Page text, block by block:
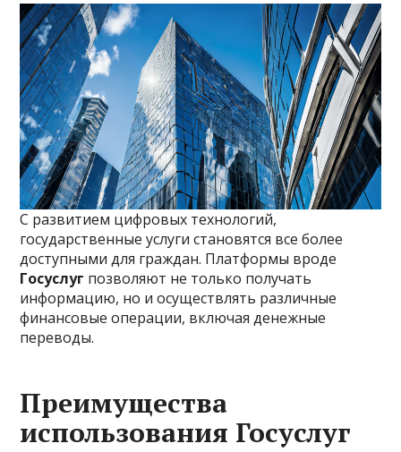
С развитием цифровых технологий,
государственные услуги становятся все более
доступными для граждан. Платформы вроде
Госуслуг позволяют не только получать
информацию, но и осуществлять различные
финансовые операции, включая денежные
переводы.
Преимущества
использования Госуслуг